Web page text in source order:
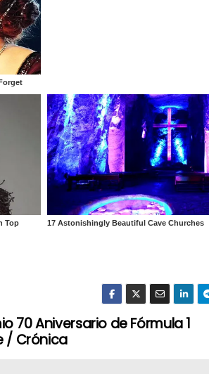
70 Aniversario de Fórmula 1
/ Crónica